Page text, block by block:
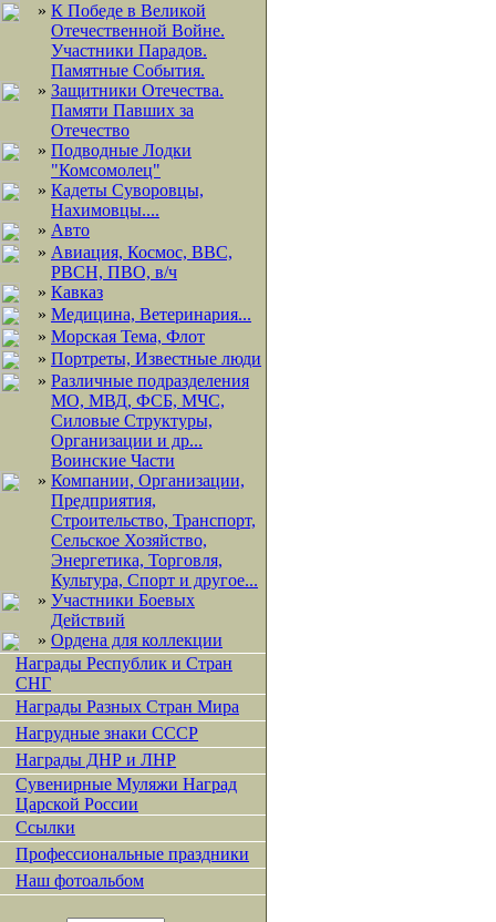
» К Победе в Великой
Отечественной Войне.
Участники Парадов.
Памятные События.
» Защитники Отечества.
Памяти Павших за
Отечество
» Подводные Лодки
"Комсомолец"
» Кадеты Суворовцы,
Нахимовцы....
» Авто
» Авиация, Космос, ВВС,
РВСН, ПВО, в/ч
» Кавказ
» Медицина, Ветеринария...
» Морская Тема, Флот
» Портреты, Известные люди
» Различные подразделения
МО, МВД, ФСБ, МЧС,
Силовые Структуры,
Организации и др...
Воинские Части
» Компании, Организации,
Предприятия,
Строительство, Транспорт,
Сельское Хозяйство,
Энергетика, Торговля,
Культура, Спорт и другое...
» Участники Боевых
Действий
» Ордена для коллекции
Награды Республик и Стран
СНГ
Награды Разных Стран Мира
Нагрудные знаки СССР
Награды ДНР и ЛНР
Сувенирные Муляжи Наград
Царской России
Ссылки
Профессиональные праздники
Наш фотоальбом